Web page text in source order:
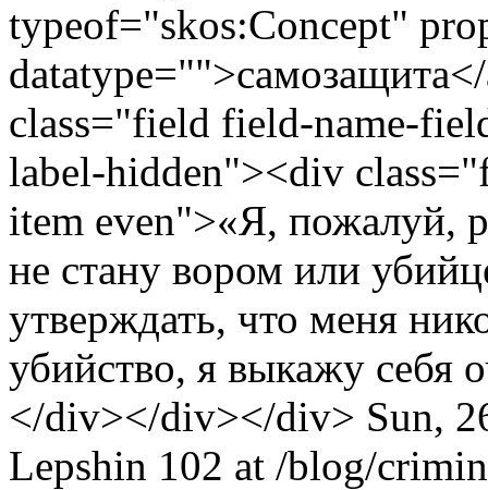
typeof="skos:Concept"
class="field field-name-
label-hidden"><div
item even">«Я, пожалуй,
не стану вором или
утверждать, что меня
убийство, я выкажу себя
</div></div></div> Sun,
Lepshin 102 at /blog/